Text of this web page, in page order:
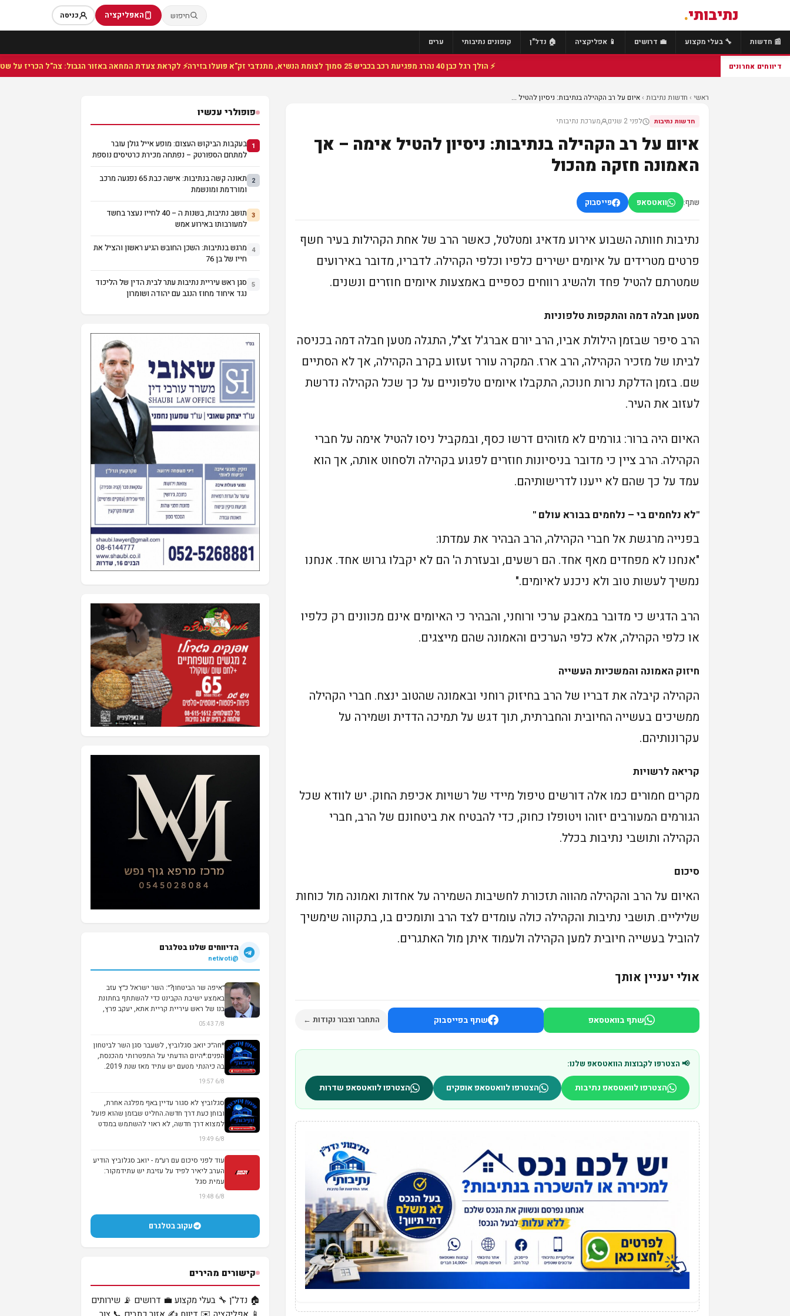
נתיבותי. חיפוש האפליקציה כניסה
📰 חדשות 🔧 בעלי מקצוע 💼 דרושים 📱 אפליקציה 🏠 נדל"ן קופונים נתיבותי ערים
דיווחים אחרונים ⚡ הולך רגל כבן 40 נהרג מפגיעת רכב בכביש 25 סמוך לצומת הנשיא, מתנדבי זק"א פועלו בזירה ⚡ לקראת צעדת המחאה באזור הגבול: צה"ל הכריז על שטח
ראשי › חדשות נתיבות ›איום על רב הקהילה בנתיבות: ניסיון להטיל ...
חדשות נתיבות לפני 2 שנים מערכת נתיבותי
איום על רב הקהילה בנתיבות: ניסיון להטיל אימה – אך
האמונה חזקה מהכול
שתף: וואטסאפ פייסבוק
נתיבות חוותה השבוע אירוע מדאיג ומטלטל, כאשר הרב של אחת הקהילות בעיר חשף
פרטים מטרידים על איומים ישירים כלפיו וכלפי הקהילה. לדבריו, מדובר באירועים
שמטרתם להטיל פחד ולהשיג רווחים כספיים באמצעות איומים חוזרים ונשנים.
מטען חבלה דמה והתקפות טלפוניות
הרב סיפר שבזמן הילולת אביו, הרב יורם אברג'ל זצ"ל, התגלה מטען חבלה דמה בכניסה
לביתו של מזכיר הקהילה, הרב ארז. המקרה עורר זעזוע בקרב הקהילה, אך לא הסתיים
שם. בזמן הדלקת נרות חנוכה, התקבלו איומים טלפוניים על כך שכל הקהילה נדרשת
לעזוב את העיר.
האיום היה ברור: גורמים לא מזוהים דרשו כסף, ובמקביל ניסו להטיל אימה על חברי
הקהילה. הרב ציין כי מדובר בניסיונות חוזרים לפגוע בקהילה ולסחוט אותה, אך הוא
עמד על כך שהם לא ייענו לדרישותיהם.
"לא נלחמים בי – נלחמים בבורא עולם "
בפנייה מרגשת אל חברי הקהילה, הרב הבהיר את עמדתו:
"אנחנו לא מפחדים מאף אחד. הם רשעים, ובעזרת ה' הם לא יקבלו גרוש אחד. אנחנו
נמשיך לעשות טוב ולא ניכנע לאיומים."
הרב הדגיש כי מדובר במאבק ערכי ורוחני, והבהיר כי האיומים אינם מכוונים רק כלפיו
או כלפי הקהילה, אלא כלפי הערכים והאמונה שהם מייצגים.
חיזוק האמונה והמשכיות העשייה
הקהילה קיבלה את דבריו של הרב בחיזוק רוחני ובאמונה שהטוב ינצח. חברי הקהילה
ממשיכים בעשייה החיובית והחברתית, תוך דגש על תמיכה הדדית ושמירה על
עקרונותיהם.
קריאה לרשויות
מקרים חמורים כמו אלה דורשים טיפול מיידי של רשויות אכיפת החוק. יש לוודא שכל
הגורמים המעורבים יזוהו ויטופלו כחוק, כדי להבטיח את ביטחונם של הרב, חברי
הקהילה ותושבי נתיבות בכלל.
סיכום
האיום על הרב והקהילה מהווה תזכורת לחשיבות השמירה על אחדות ואמונה מול כוחות
שליליים. תושבי נתיבות והקהילה כולה עומדים לצד הרב ותומכים בו, בתקווה שימשיך
להוביל בעשייה חיובית למען הקהילה ולעמוד איתן מול האתגרים.
אולי יעניין אותך
שתף בוואטסאפ שתף בפייסבוק התחבר וצבור נקודות ←
📢 הצטרפו לקבוצות הוואטסאפ שלנו:
הצטרפו לוואטסאפ נתיבות הצטרפו לוואטסאפ אופקים הצטרפו לוואטסאפ שדרות
פופולרי עכשיו
1 בעקבות הביקוש העצום: מופע אייל גולן עובר
למתחם הספורטק – נפתחה מכירת כרטיסים נוספת
2
תאונה קשה בנתיבות: אישה כבת 65 נפגעה מרכב
ומורדמת ומונשמת
3
תושב נתיבות, בשנות ה – 40 לחייו נעצר בחשד
למעורבותו באירוע אמש
4 מרגש בנתיבות: השכן החובש הגיע ראשון והציל את
חייו של בן 76
5 סגן ראש עיריית נתיבות עתר לבית הדין של הליכוד
נגד איחוד מחוז הנגב עם יהודה ושומרון
הדיווחים שלנו בטלגרם
@netivoti
״איפה שר הביטחון?״: השר ישראל כ״ץ עזב
באמצע ישיבת הקבינט כדי להשתתף בחתונת
בנו של ראש עיריית קריית אתא, יעקב פרץ,
המזוהה...
7/8 05:43
*חה״כ יואב סגלוביץ, לשעבר סגן השר לביטחון
הפנים:*היום הודעתי על התפטרותי מהכנסת,
בה כיהנתי מטעם יש עתיד מאז שנת 2019.
לא...
6/8 19:57
סגלוביץ לא סגור עדיין באף מפלגה אחרת,
ובוחן כעת דרך חדשה.החליט שבזמן שהוא פועל
למצוא דרך חדשה, לא ראוי להשתמש במנדט
שנית...
6/8 19:49
עוד לפני סיכום עם רע״מ - יואב סגלוביץ הודיע
הערב ליאיר לפיד על עזיבת יש עתידמקור:
עמית סגל
6/8 19:48
עקוב בטלגרם
קישורים מהירים
🏠 נדל"ן 🔧 בעלי מקצוע 💼 דרושים 📡 שירותים